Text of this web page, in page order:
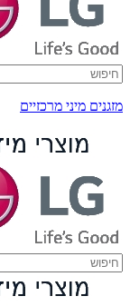
מזגנים מיני מרכזיים